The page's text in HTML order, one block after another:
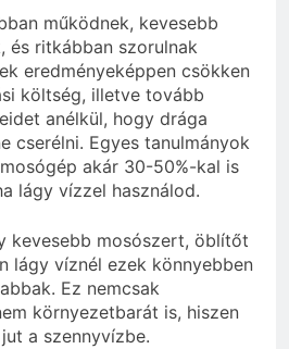
működnek, kevesebb
és ritkábban szorulnak
eredményeképpen csökken
költség, illetve tovább
anélkül, hogy drága
cserélni. Egyes tanulmányok
akár 30-50%-kal is
lágy vízzel használod.
kevesebb mosószert, öblítőt
lágy víznél ezek könnyebben
Ez nemcsak
környezetbarát is, hiszen
a szennyvízbe.